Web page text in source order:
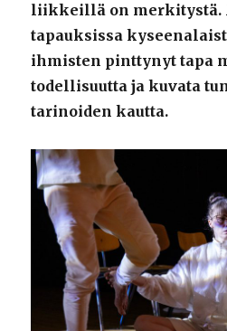
liikkeillä on merkitystä.
tapauksissa
ihmisten pinttynyt tapa
todellisuutta ja kuvata
tarinoiden kautta.